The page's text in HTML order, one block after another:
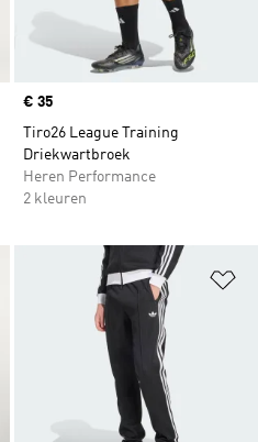
Price
€ 35
Tiro26 League Training
Driekwartbroek
Heren Performance
2 kleuren
Op verlanglijst zetten